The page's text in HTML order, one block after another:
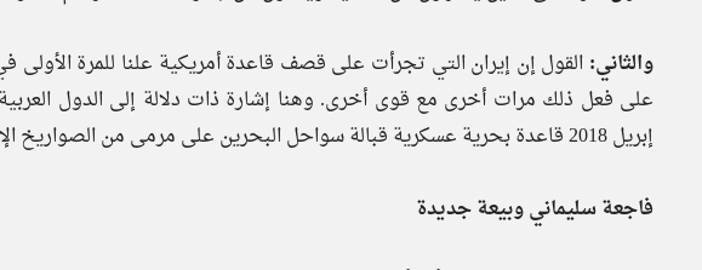
والثاني:
على فعل ذلك مرات أخرى مع قوى أخرى. وهنا إشارة ذات دلالة إلى الدول
إبريل 2018 قاعدة بحرية عسكرية قبالة سواحل البحرين على مرمى من الصواريخ الإيرانية بطبيعة الحال.
فاجعة سليماني وبيعة جديدة